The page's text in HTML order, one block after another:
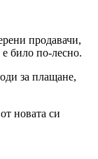
продавачи,
било по-лесно.
за плащане,
новата си